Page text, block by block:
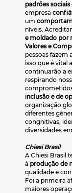
padrões
empresa
um
níveis.
e moldado por
Valores e
pessoas fazem
isso que é vital
continuarão a
respirando
inclusão e de
organização
diferentes
congnitivas,
diversidades
Chiesi Brasil
A Chiesi Brasil
à produção de
qualidade e
Foi a primeira
maiores